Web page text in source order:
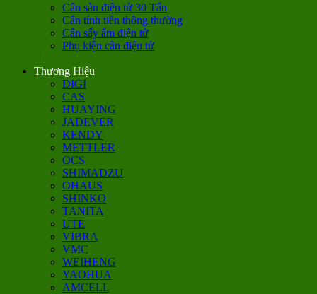
Cân sàn điện tử 30 Tấn
Cân tính tiền thông thường
Cân sấy ẩm điện tử
Phụ kiện cân điện tử
Thương Hiệu
DIGI
CAS
HUAYING
JADEVER
KENDY
METTLER
OCS
SHIMADZU
OHAUS
SHINKO
TANITA
UTE
VIBRA
VMC
WEIHENG
YAOHUA
AMCELL